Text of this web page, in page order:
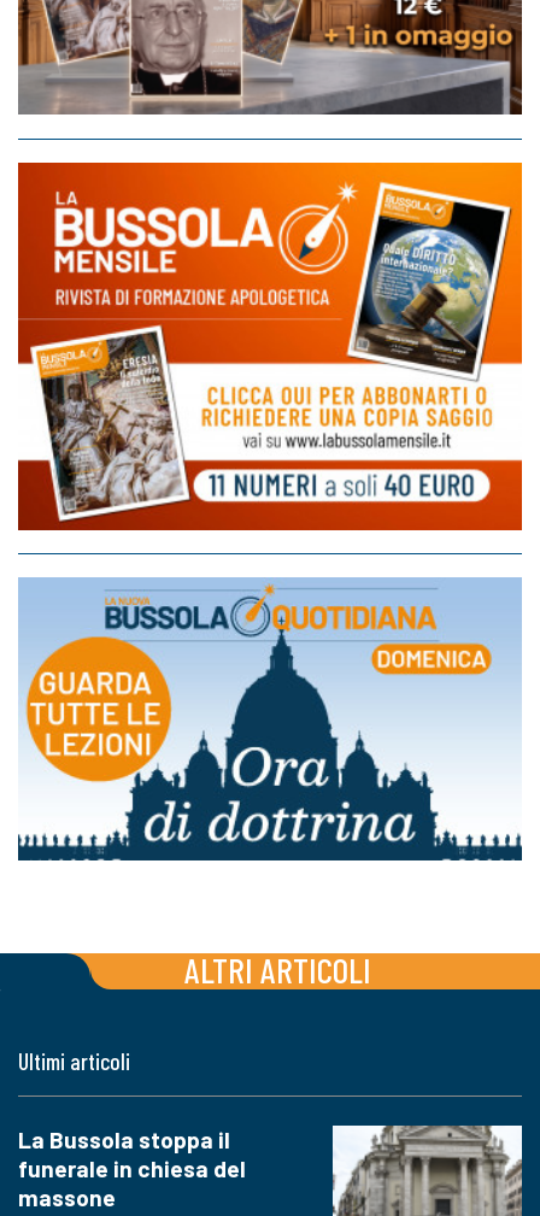
ALTRI ARTICOLI
Ultimi articoli
La Bussola stoppa il
funerale in chiesa del
massone